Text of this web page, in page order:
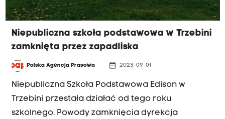
Niepubliczna szkoła podstawowa w Trzebini
zamknięta przez zapadliska
Polska Agencja Prasowa date_range 2023-09-01
Niepubliczna Szkoła Podstawowa Edison w
Trzebini przestała działać od tego roku
szkolnego. Powody zamknięcia dyrekcja